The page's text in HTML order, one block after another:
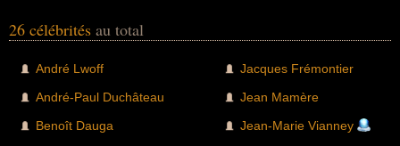
26 célébrités au total
André Lwoff
André-Paul Duchâteau
Benoît Dauga
Jacques Frémontier
Jean Mamère
Jean-Marie Vianney